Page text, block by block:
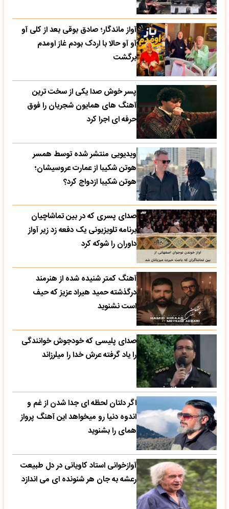
آواز ماندگار؛ صادق بوقی بعد از کلی آو
آو آو حالا با اردک بودم غاز اومدم
برگشت
پسر خوش صدا یکی از سخت ترین
آهنگ های همایون شجریان را فوق
حرفه ای اجرا کرد
ویدیویی منتشر شده توسط همسر
هوتن شکیبا از عمارت عروسیشان؛
هوتن شکیبا ازدواج کرد؟
صدای پسری که در بین تماشاچیان
برنامه تلویزیونی یک دفعه زد زیر آواز
داوران را شوکه کرد
آهنگ کمتر شنیده شده از هنرمند
درگذشته حمید هیراد عزیز که حیف
است نشنوید
صدای پلیسی که خودجوش خوانندگی
را یاد گرفته عرش خدا را میلرزاند
اگر دلتان لحظه ای جدا شدن از غم و
اندوه دنیا رو میخواهد این آهنگ پرواز
همای را بشنوید
آوازخوانی استاد کاویانی در دل طبیعت
رعشه به جان هر شنونده ای می اندازد